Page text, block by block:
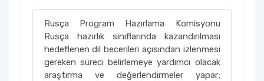
Rusça Program Hazırlama Komisyonu
Rusça hazırlık sınıflarında kazandırılması
hedeflenen dil becerileri açısından izlenmesi
gereken süreci belirlemeye yardımcı olacak
araştırma ve değerlendirmeler yapar;